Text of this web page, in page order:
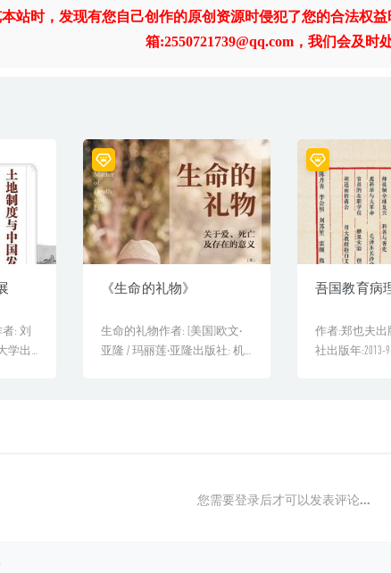
站时，发现有您自己创作的原创资源时侵犯了您的合法权
箱:2550721739@qq.com，我们会及时
: 刘
学出
《生命的礼物》
生命的礼物作者: [美国]欧文·
亚隆 / 玛丽莲·亚隆出版社: 机
吾国教育病
作者:郑也夫出
社出版年:2013-
您需要登录后才可以发表评论...